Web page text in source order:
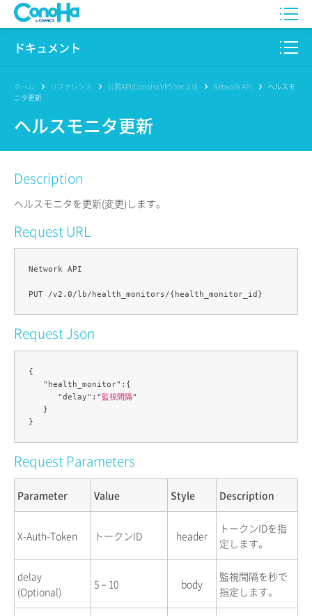
WING
Pencil
サービス一覧
サポート
ドキュメント
このサイトについて
プロダクト
リファレンス
リリースノート
ホーム リファレンス 公開API(ConoHa VPS Ver.2.0) Network API
ヘルスモ
ニタ更新
ヘルスモニタ更新
Description
ヘルスモニタを更新(変更)します。
Request URL
Network API
Request Json
{
   "health_monitor":{
      "delay":"
監視間隔"
   }
Request Parameters
Parameter Value Style Description
X-Auth-Token トークンID header
トークンIDを指
定します。
delay
(Optional)
5－10 body
監視間隔を秒で
指定します。